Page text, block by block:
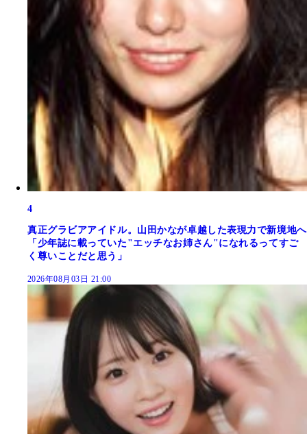
4
真正グラビアアイドル。山田かなが卓越した表現力で新境地へ
「少年誌に載っていた"エッチなお姉さん"になれるってすご
く尊いことだと思う」
2026年08月03日 21:00